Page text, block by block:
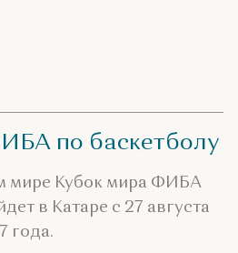
по баскетболу
мире Кубок мира ФИБА
в Катаре с 27 августа
года.